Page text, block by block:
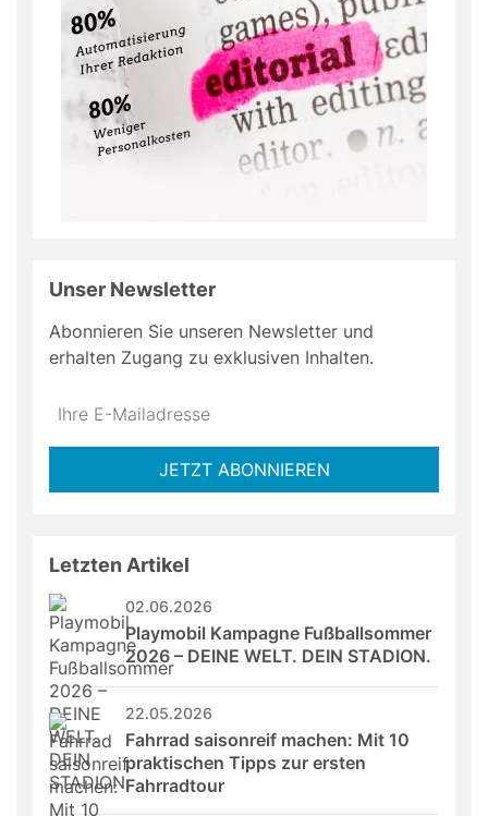
Unser Newsletter
Abonnieren Sie unseren Newsletter und
erhalten Zugang zu exklusiven Inhalten.
Do
*Ihre
JETZT ABONNIEREN
Letzten Artikel
02.06.2026
Playmobil Kampagne Fußballsommer
2026 – DEINE WELT. DEIN STADION.
22.05.2026
Fahrrad saisonreif machen: Mit 10
praktischen Tipps zur ersten
Fahrradtour